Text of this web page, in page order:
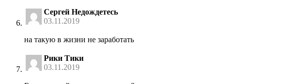
Сергей Недождетесь
03.11.2019
на такую в жизни не заработать
Рики Тики
03.11.2019